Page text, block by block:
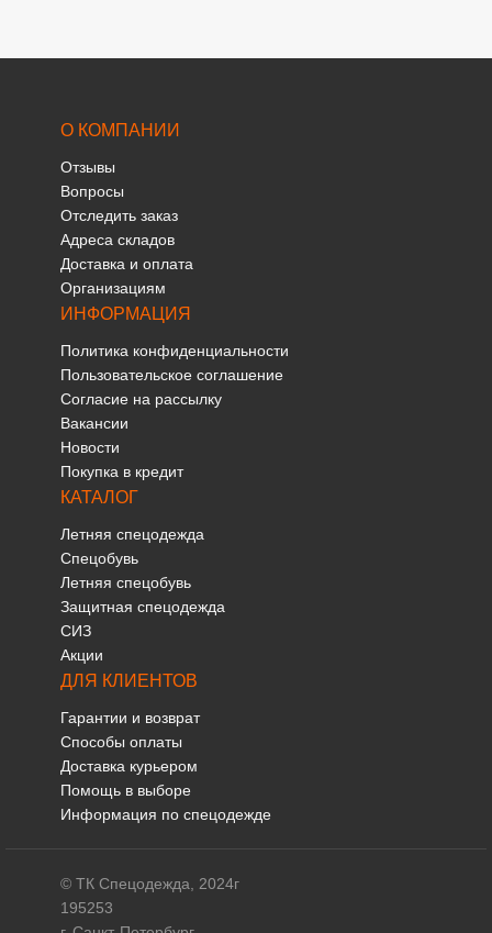
О КОМПАНИИ
Отзывы
Вопросы
Отследить заказ
Адреса складов
Доставка и оплата
Организациям
ИНФОРМАЦИЯ
Политика конфиденциальности
Пользовательское соглашение
Согласие на рассылку
Вакансии
Новости
Покупка в кредит
КАТАЛОГ
Летняя спецодежда
Спецобувь
Летняя спецобувь
Защитная спецодежда
СИЗ
Акции
ДЛЯ КЛИЕНТОВ
Гарантии и возврат
Способы оплаты
Доставка курьером
Помощь в выборе
Информация по спецодежде
© ТК Спецодежда, 2024г
195253